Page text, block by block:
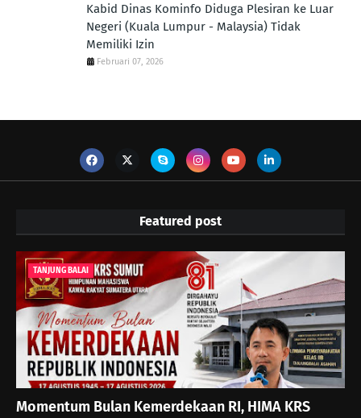
Kabid Dinas Kominfo Diduga Plesiran ke Luar
Negeri (Kuala Lumpur - Malaysia) Tidak
Memiliki Izin
Februari 07, 2026
Featured post
TANJUNG BALAI
Momentum Bulan Kemerdekaan RI, HIMA KRS